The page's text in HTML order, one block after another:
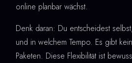
online planbar wächst.
Denk daran: Du entscheidest
und in welchem Tempo. Es gibt
Paketen. Diese Flexibilität ist